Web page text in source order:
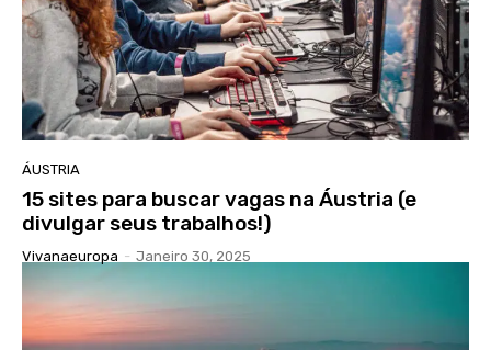
ÁUSTRIA
15 sites para buscar vagas na Áustria (e
divulgar seus trabalhos!)
Vivanaeuropa - Janeiro 30, 2025